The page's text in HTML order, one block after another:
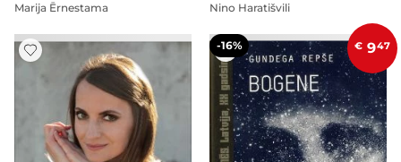
Marija Ērnestama Nino Haratišvili
-16% € 947